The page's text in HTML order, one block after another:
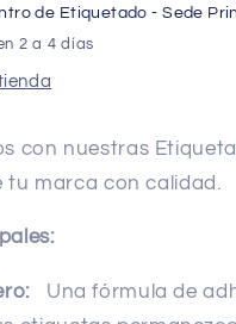
de Etiquetado - Sede
2 a 4 días
con nuestras
tu marca con calidad.
Una fórmula de